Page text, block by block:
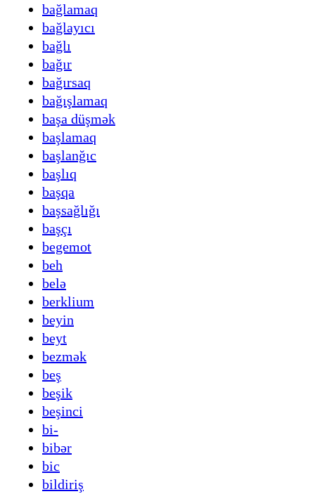
bağlamaq
bağlayıcı
bağlı
bağır
bağırsaq
bağışlamaq
başa düşmək
başlamaq
başlanğıc
başlıq
başqa
başsağlığı
başçı
begemot
beh
belə
berklium
beyin
beyt
bezmək
beş
beşik
beşinci
bi-
bibər
bic
bildiriş